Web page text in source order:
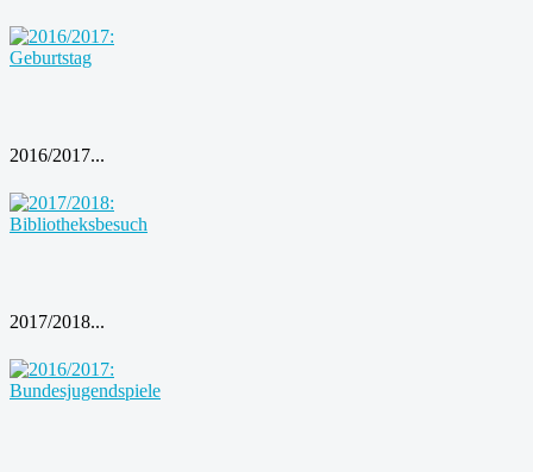
2016/2017...
2017/2018...